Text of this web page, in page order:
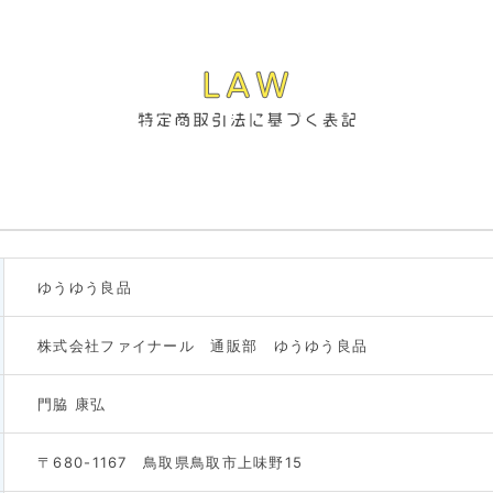
ゆうゆう良品
株式会社ファイナール 通販部 ゆうゆう良品
門脇 康弘
〒680-1167 鳥取県鳥取市上味野15